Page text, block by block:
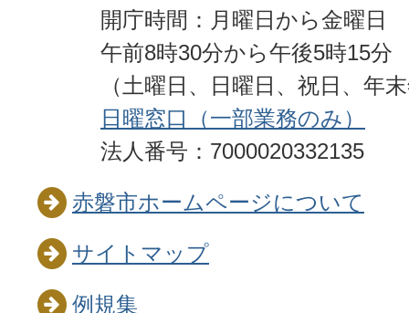
開庁時間：月曜日から金曜日
午前8時30分から午後5時15分
（土曜日、日曜日、祝日、年
日曜窓口（一部業務のみ）
法人番号：7000020332135
赤磐市ホームページについて
サイトマップ
例規集